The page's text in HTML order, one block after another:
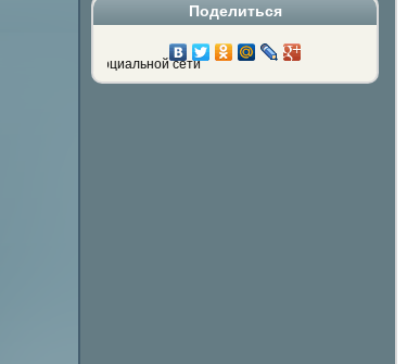
Поделиться
социальной сети